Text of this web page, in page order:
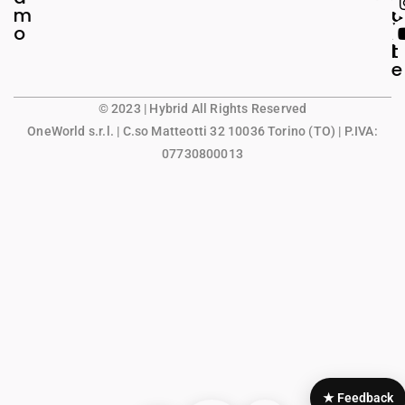
m
o
g
a
l
e
u
n
t
© 2023 | Hybrid All Rights Reserved
OneWorld s.r.l. | C.so Matteotti 32 10036 Torino (TO) | P.IVA:
07730800013
★ Feedback